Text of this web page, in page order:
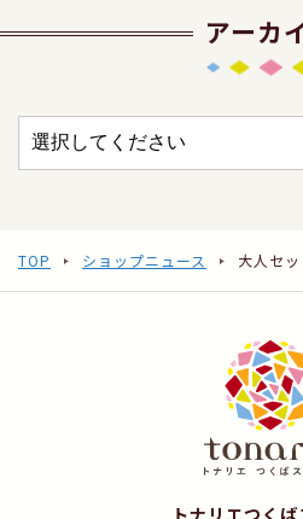
アーカ
TOP ショップニュース 大人セ